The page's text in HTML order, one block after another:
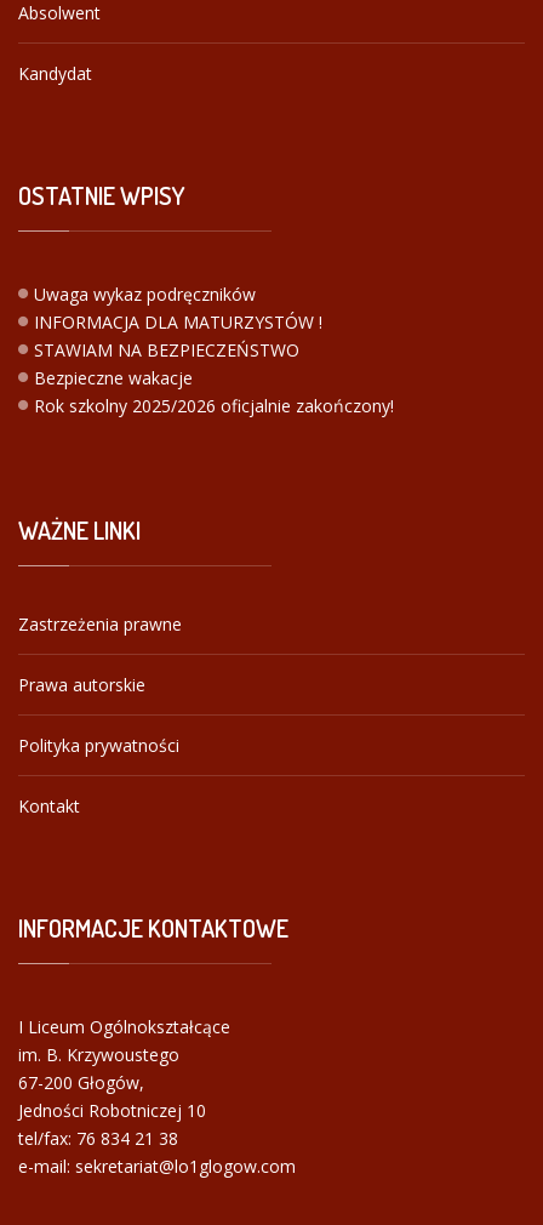
Absolwent
Kandydat
OSTATNIEWPISY
Uwaga wykaz podręczników
INFORMACJA DLA MATURZYSTÓW !
STAWIAM NA BEZPIECZEŃSTWO
Bezpieczne wakacje
Rok szkolny 2025/2026 oficjalnie zakończony!
WAŻNELINKI
Zastrzeżenia prawne
Prawa autorskie
Polityka prywatności
Kontakt
INFORMACJEKONTAKTOWE
I Liceum Ogólnokształcące
im. B. Krzywoustego
67-200 Głogów,
Jedności Robotniczej 10
tel/fax: 76 834 21 38
e-mail: sekretariat@lo1glogow.com